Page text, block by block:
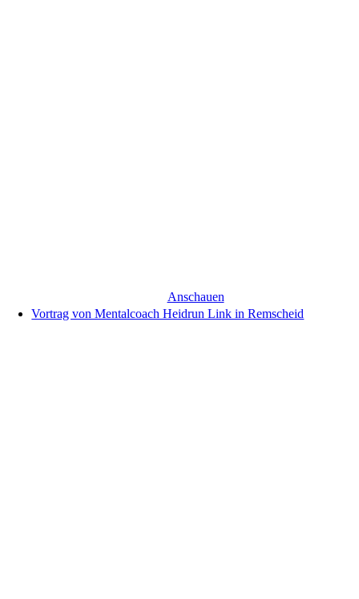
Anschauen
Vortrag von Mentalcoach Heidrun Link in Remscheid